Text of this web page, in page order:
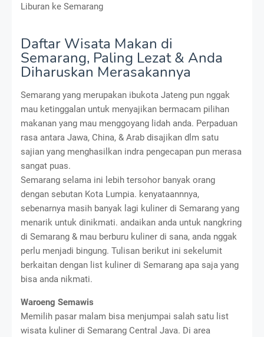
Liburan ke Semarang
Daftar Wisata Makan di
Semarang, Paling Lezat & Anda
Diharuskan Merasakannya
Semarang yang merupakan ibukota Jateng pun nggak
mau ketinggalan untuk menyajikan bermacam pilihan
makanan yang mau menggoyang lidah anda. Perpaduan
rasa antara Jawa, China, & Arab disajikan dlm satu
sajian yang menghasilkan indra pengecapan pun merasa
sangat puas.
Semarang selama ini lebih tersohor banyak orang
dengan sebutan Kota Lumpia. kenyataannnya,
sebenarnya masih banyak lagi kuliner di Semarang yang
menarik untuk dinikmati. andaikan anda untuk nangkring
di Semarang & mau berburu kuliner di sana, anda nggak
perlu menjadi bingung. Tulisan berikut ini sekelumit
berkaitan dengan list kuliner di Semarang apa saja yang
bisa anda nikmati.
Waroeng Semawis
Memilih pasar malam bisa menjumpai salah satu list
wisata kuliner di Semarang Central Java. Di area